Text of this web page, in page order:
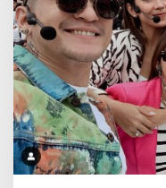
l
N
o
v
i
a
d
a
l
a
m